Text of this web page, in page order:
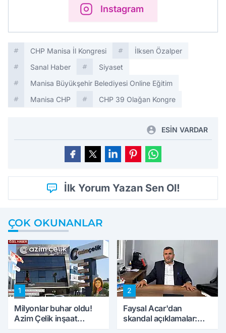
Instagram
CHP Manisa İl Kongresi
İlksen Özalper
Sanal Haber
Siyaset
Manisa Büyükşehir Belediyesi Online Eğitim
Manisa CHP
CHP 39 Olağan Kongre
ESİN VARDAR
İlk Yorum Yazan Sen Ol!
ÇOK OKUNANLAR
1
Milyonlar buhar oldu!
Azim Çelik inşaat
2
Faysal Acar'dan
skandal açıklamalar: